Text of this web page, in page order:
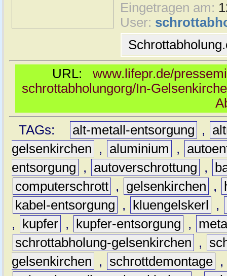
Eingetragen am:
User:
URL: www.lifepr.de/
schrottabholungorg/In-
TAGs:
alt-metall-entsorgung ,
gelsenkirchen
, aluminium ,
entsorgung
, autoverschrottung ,
computerschrott , gelsenkirchen ,
kabel-entsorgung
, kluengelskerl ,
,
kupfer , kupfer-entsorgung ,
schrottabholung-gelsenkirchen
,
gelsenkirchen
, schrottdemontage ,